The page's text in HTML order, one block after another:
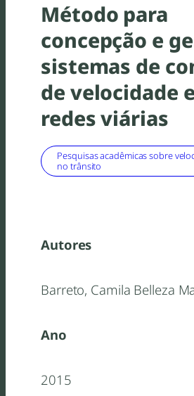
Método para
concepção e
sistemas de
de velocidade
redes viárias
Pesquisas acadêmicas sobre
no trânsito
Autores
Barreto, Camila Belleza
Ano
2015